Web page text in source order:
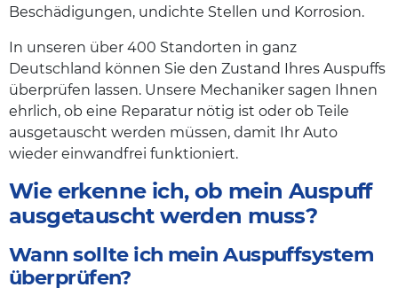
Beschädigungen, undichte Stellen und Korrosion.
In unseren über 400 Standorten in ganz
Deutschland können Sie den Zustand Ihres Auspuffs
überprüfen lassen. Unsere Mechaniker sagen Ihnen
ehrlich, ob eine Reparatur nötig ist oder ob Teile
ausgetauscht werden müssen, damit Ihr Auto
wieder einwandfrei funktioniert.
Wie erkenne ich, ob mein Auspuff
ausgetauscht werden muss?
Wann sollte ich mein Auspuffsystem
überprüfen?